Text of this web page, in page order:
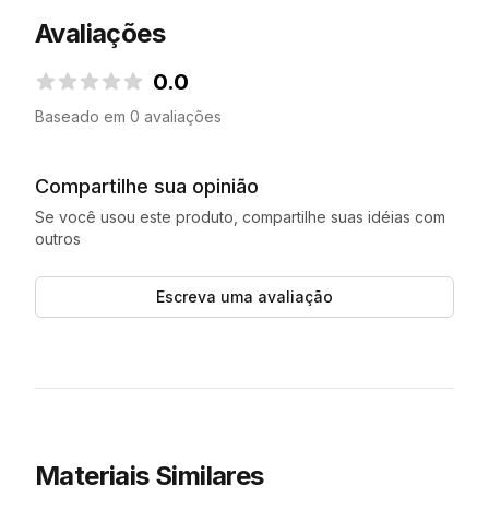
Avaliações
0.0
Baseado em 0 avaliações
Compartilhe sua opinião
Se você usou este produto, compartilhe suas idéias com
outros
Escreva uma avaliação
Materiais Similares